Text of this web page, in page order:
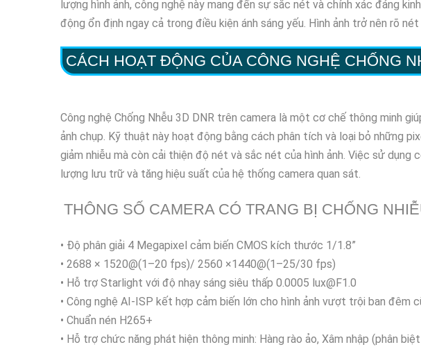
lượng hình ảnh, công nghệ này mang đến sự sắc nét và chính xác đáng
động ổn định ngay cả trong điều kiện ánh sáng yếu. Hình ảnh trở nên rõ
CÁCH HOẠT ĐỘNG CỦA CÔNG NGHỆ CHỐNG
Công nghệ Chống Nhễu 3D DNR trên camera là một cơ chế thông minh
ảnh chụp. Kỹ thuật này hoạt động bằng cách phân tích và loại bỏ những
giảm nhiễu mà còn cải thiện độ nét và sắc nét của hình ảnh. Việc sử dụng
lượng lưu trữ và tăng hiệu suất của hệ thống camera quan sát.
THÔNG SỐ CAMERA CÓ TRANG BỊ CHỐNG
• Độ phân giải 4 Megapixel cảm biến CMOS kích thước 1/1.8”
• 2688 × 1520@(1–20 fps)/ 2560 ×1440@(1–25/30 fps)
• Hỗ trợ Starlight với độ nhạy sáng siêu thấp 0.0005 lux@F1.0
• Công nghệ AI-ISP kết hợp cảm biến lớn cho hình ảnh vượt trội ban đêm
• Chuẩn nén H265+
• Hỗ trợ chức năng phát hiện thông minh: Hàng rào ảo, Xâm nhập (phân